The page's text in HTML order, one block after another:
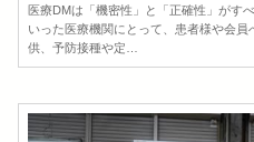
医療DMは「機密性」と「正確性」がす
いった医療機関にとって、患者様や会
供、予防接種や定…